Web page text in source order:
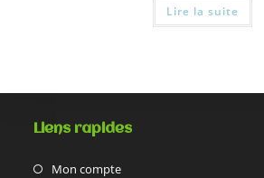
Lire la suite
Liens rapides
Mon compte